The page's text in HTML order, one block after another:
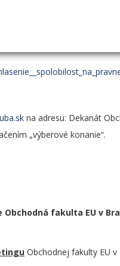
pôsobiacimi na území SR,
s uvedením údaja o
na adresu: Dekanát
„výberové konanie“.
fakulta EU v
Obchodnej fakulty EU v